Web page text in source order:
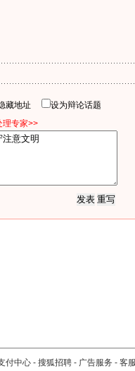
藏地址
设为辩论话题
理专家>>
付中心 - 搜狐招聘 - 广告服务 - 客